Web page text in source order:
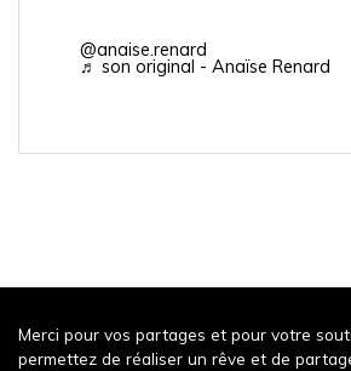
@anaise.renard
♬ son original - Anaïse Renard
Merci pour vos partages et pour votre
permettez de réaliser un rêve et de